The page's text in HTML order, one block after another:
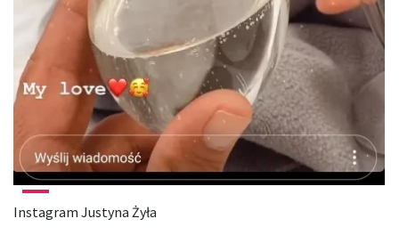
Instagram Justyna Żyła